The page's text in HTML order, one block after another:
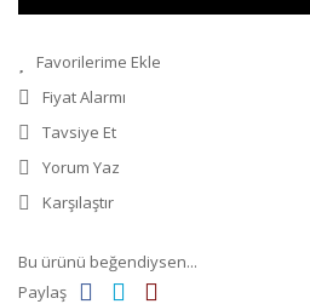
Fiyat Alarmı
Tavsiye Et
Yorum Yaz
Karşılaştır
Bu ürünü beğendiysen...
Paylaş